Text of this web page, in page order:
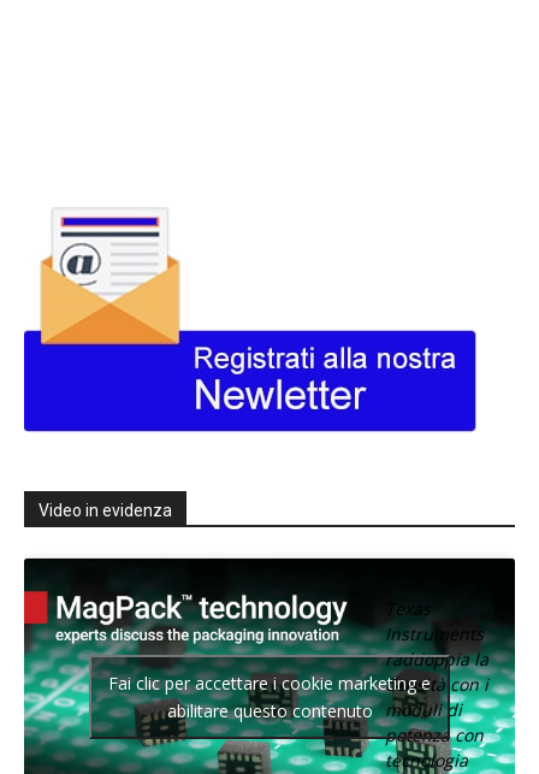
Video in evidenza
Texas
Instruments
raddoppia la
densità con i
moduli di
potenza con
tecnologia
Fai clic per accettare i cookie marketing e
abilitare questo contenuto